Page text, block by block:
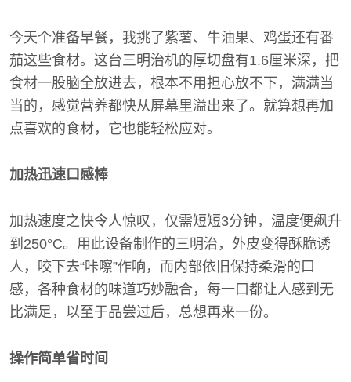
今天个准备早餐，我挑了紫薯、牛油果、鸡蛋还有番
茄这些食材。这台三明治机的厚切盘有1.6厘米深，把
食材一股脑全放进去，根本不用担心放不下，满满当
当的，感觉营养都快从屏幕里溢出来了。就算想再加
点喜欢的食材，它也能轻松应对。
加热迅速口感棒
加热速度之快令人惊叹，仅需短短3分钟，温度便飙升
到250°C。用此设备制作的三明治，外皮变得酥脆诱
人，咬下去“咔嚓”作响，而内部依旧保持柔滑的口
感，各种食材的味道巧妙融合，每一口都让人感到无
比满足，以至于品尝过后，总想再来一份。
操作简单省时间